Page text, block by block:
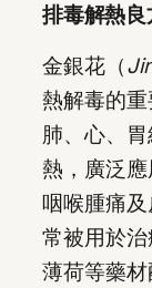
排毒解熱
金銀花（
熱解毒的
肺、心、
熱，廣泛應
咽喉腫痛
常被用於治
薄荷等藥材